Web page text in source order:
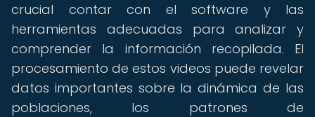
crucial contar con el software y las
herramientas adecuadas para analizar y
comprender la información recopilada. El
procesamiento de estos videos puede revelar
datos importantes sobre la dinámica de las
poblaciones, los patrones de